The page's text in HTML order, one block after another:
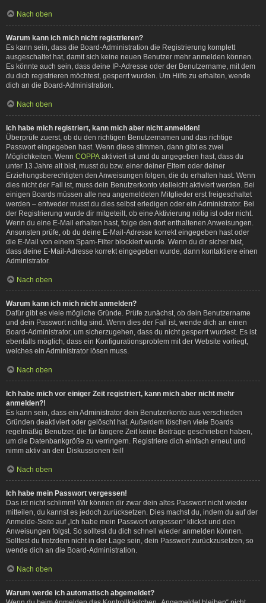
Nach oben
Warum kann ich mich nicht registrieren?
Es kann sein, dass die Board-Administration die Registrierung komplett
ausgeschaltet hat, damit sich keine neuen Benutzer mehr anmelden können.
Es könnte auch sein, dass deine IP-Adresse oder der Benutzername, mit dem
du dich registrieren möchtest, gesperrt wurden. Um Hilfe zu erhalten, wende
dich an die Board-Administration.
Nach oben
Ich habe mich registriert, kann mich aber nicht anmelden!
Überprüfe zuerst, ob du den richtigen Benutzernamen und das richtige
Passwort eingegeben hast. Wenn diese stimmen, dann gibt es zwei
Möglichkeiten. Wenn COPPA aktiviert ist und du angegeben hast, dass du
unter 13 Jahre alt bist, musst du bzw. einer deiner Eltern oder deiner
Erziehungsberechtigten den Anweisungen folgen, die du erhalten hast. Wenn
dies nicht der Fall ist, muss dein Benutzerkonto vielleicht aktiviert werden. Bei
einigen Boards müssen alle neu angemeldeten Mitglieder erst freigeschaltet
werden – entweder musst du dies selbst erledigen oder ein Administrator. Bei
der Registrierung wurde dir mitgeteilt, ob eine Aktivierung nötig ist oder nicht.
Wenn du eine E-Mail erhalten hast, folge den dort enthaltenen Anweisungen.
Ansonsten prüfe, ob du deine E-Mail-Adresse korrekt eingegeben hast oder
die E-Mail von einem Spam-Filter blockiert wurde. Wenn du dir sicher bist,
dass deine E-Mail-Adresse korrekt eingegeben wurde, dann kontaktiere einen
Administrator.
Nach oben
Warum kann ich mich nicht anmelden?
Dafür gibt es viele mögliche Gründe. Prüfe zunächst, ob dein Benutzername
und dein Passwort richtig sind. Wenn dies der Fall ist, wende dich an einen
Board-Administrator, um sicherzugehen, dass du nicht gesperrt wurdest. Es ist
ebenfalls möglich, dass ein Konfigurationsproblem mit der Website vorliegt,
welches ein Administrator lösen muss.
Nach oben
Ich habe mich vor einiger Zeit registriert, kann mich aber nicht mehr
anmelden?!
Es kann sein, dass ein Administrator dein Benutzerkonto aus verschieden
Gründen deaktiviert oder gelöscht hat. Außerdem löschen viele Boards
regelmäßig Benutzer, die für längere Zeit keine Beiträge geschrieben haben,
um die Datenbankgröße zu verringern. Registriere dich einfach erneut und
nimm aktiv an den Diskussionen teil!
Nach oben
Ich habe mein Passwort vergessen!
Das ist nicht schlimm! Wir können dir zwar dein altes Passwort nicht wieder
mitteilen, du kannst es jedoch zurücksetzen. Dies machst du, indem du auf der
Anmelde-Seite auf „Ich habe mein Passwort vergessen“ klickst und den
Anweisungen folgst. So solltest du dich schnell wieder anmelden können.
Solltest du trotzdem nicht in der Lage sein, dein Passwort zurückzusetzen, so
wende dich an die Board-Administration.
Nach oben
Warum werde ich automatisch abgemeldet?